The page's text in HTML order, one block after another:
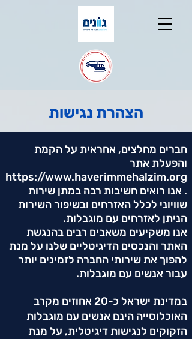
הצהרת נגישות
חברים מחלצים, אחראית על הקמת
והפעלת אתר
https://www.haverimmehalzim.org
. אנו רואים חשיבות רבה במתן שירות
שוויוני לכלל האזרחים ובשיפור השירות
הניתן לאזרחים עם מוגבלות.
אנו משקיעים משאבים רבים בהנגשת
האתר והנכסים הדיגיטליים שלנו על מנת
להפוך את שירותי החברה לזמינים יותר
עבור אנשים עם מוגבלות.
במדינת ישראל כ-20 אחוזים מקרב
האוכלוסייה הינם אנשים עם מוגבלות
הזקוקים לנגישות דיגיטלית, על מנת